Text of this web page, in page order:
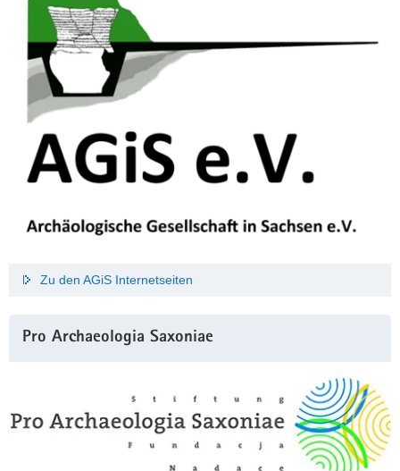
Zu den AGiS Internetseiten
Pro Archaeologia Saxoniae